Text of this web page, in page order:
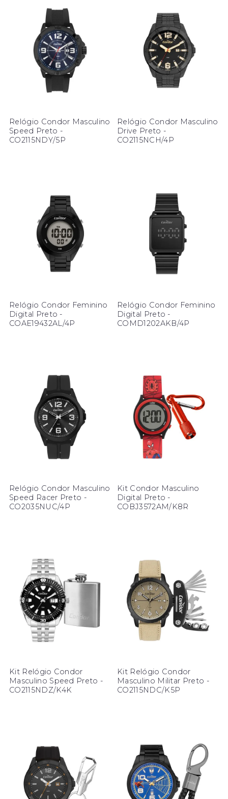
Relógio Condor Masculino
Speed Preto -
CO2115NDY/5P
Relógio Condor Masculino
Drive Preto -
CO2115NCH/4P
Relógio Condor Feminino
Digital Preto -
COAE19432AL/4P
Relógio Condor Feminino
Digital Preto -
COMD1202AKB/4P
Relógio Condor Masculino
Speed Racer Preto -
CO2035NUC/4P
Kit Condor Masculino
Digital Preto -
COBJ3572AM/K8R
Kit Relógio Condor
Masculino Speed Preto -
CO2115NDZ/K4K
Kit Relógio Condor
Masculino Militar Preto -
CO2115NDC/K5P